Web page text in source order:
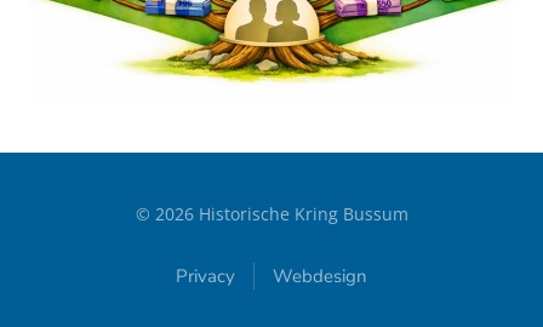
© 2026Historische Kring Bussum
Privacy Webdesign